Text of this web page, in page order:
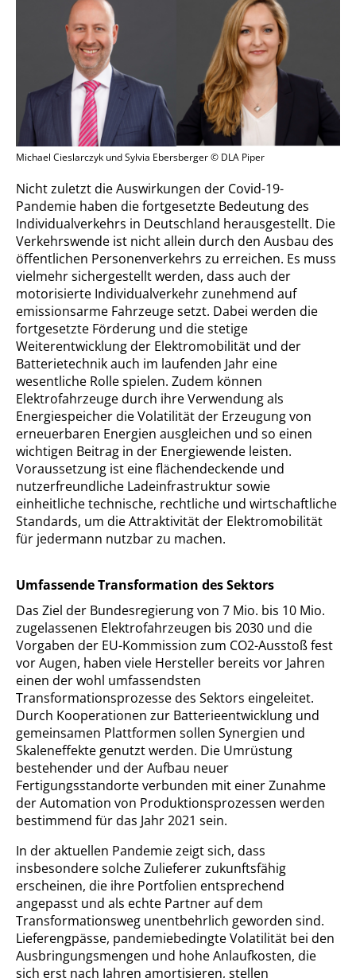
Michael Cieslarczyk und Sylvia Ebersberger © DLA Piper
Nicht zuletzt die Auswirkungen der Covid-19-
Pandemie haben die fortgesetzte Bedeutung des
Individualverkehrs in Deutschland herausgestellt. Die
Verkehrswende ist nicht allein durch den Ausbau des
öffentlichen Personenverkehrs zu erreichen. Es muss
vielmehr sichergestellt werden, dass auch der
motorisierte Individualverkehr zunehmend auf
emissionsarme Fahrzeuge setzt. Dabei werden die
fortgesetzte Förderung und die stetige
Weiterentwicklung der Elektromobilität und der
Batterietechnik auch im laufenden Jahr eine
wesentliche Rolle spielen. Zudem können
Elektrofahrzeuge durch ihre Verwendung als
Energiespeicher die Volatilität der Erzeugung von
erneuerbaren Energien ausgleichen und so einen
wichtigen Beitrag in der Energiewende leisten.
Voraussetzung ist eine flächendeckende und
nutzerfreundliche Ladeinfrastruktur sowie
einheitliche technische, rechtliche und wirtschaftliche
Standards, um die Attraktivität der Elektromobilität
für jedermann nutzbar zu machen.
Umfassende Transformation des Sektors
Das Ziel der Bundesregierung von 7 Mio. bis 10 Mio.
zugelassenen Elektrofahrzeugen bis 2030 und die
Vorgaben der EU-Kommission zum CO2-Ausstoß fest
vor Augen, haben viele Hersteller bereits vor Jahren
einen der wohl umfassendsten
Transformationsprozesse des Sektors eingeleitet.
Durch Kooperationen zur Batterieentwicklung und
gemeinsamen Plattformen sollen Synergien und
Skaleneffekte genutzt werden. Die Umrüstung
bestehender und der Aufbau neuer
Fertigungsstandorte verbunden mit einer Zunahme
der Automation von Produktionsprozessen werden
bestimmend für das Jahr 2021 sein.
In der aktuellen Pandemie zeigt sich, dass
insbesondere solche Zulieferer zukunftsfähig
erscheinen, die ihre Portfolien entsprechend
angepasst und als echte Partner auf dem
Transformationsweg unentbehrlich geworden sind.
Lieferengpässe, pandemiebedingte Volatilität bei den
Ausbringungsmengen und hohe Anlaufkosten, die
sich erst nach Jahren amortisieren, stellen